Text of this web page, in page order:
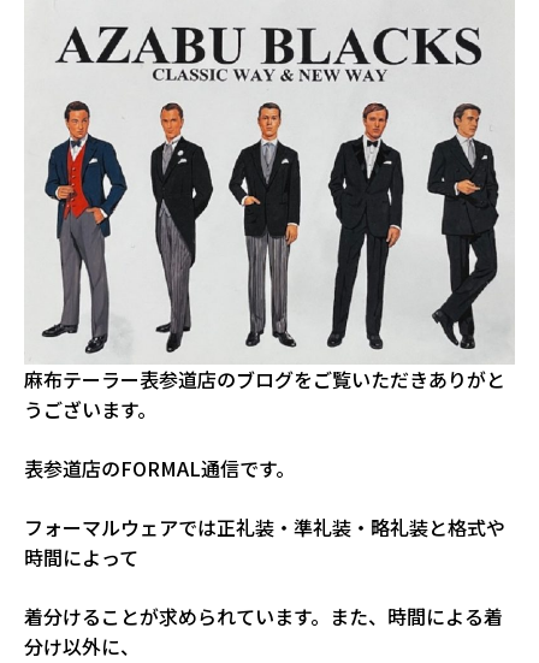
麻布テーラー表参道店のブログをご覧いただきありがと
うございます。
表参道店のFORMAL通信です。
フォーマルウェアでは正礼装・準礼装・略礼装と格式や
時間によって
着分けることが求められています。また、時間による着
分け以外に、